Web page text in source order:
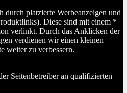
durch platzierte Werbeanzeigen und
Diese sind mit einem *
verlinkt. Durch das Anklicken der
verdienen wir einen kleinen
weiter zu verbessern.
Seitenbetreiber an qualifizierten